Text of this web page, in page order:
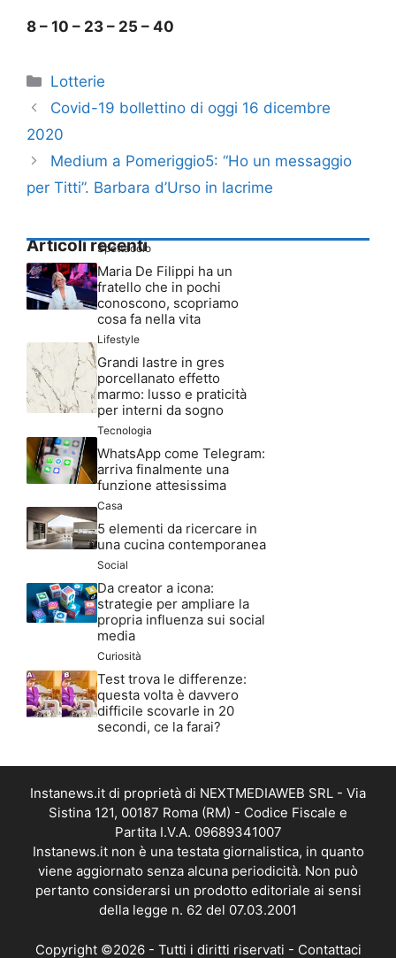
8 – 10 – 23 – 25 – 40
Categorie
Lotterie
Covid-19 bollettino di oggi 16 dicembre
2020
Medium a Pomeriggio5: “Ho un messaggio
per Titti”. Barbara d’Urso in lacrime
Articoli recenti
Spettacolo
Maria De Filippi ha un
fratello che in pochi
conoscono, scopriamo
cosa fa nella vita
Lifestyle
Grandi lastre in gres
porcellanato effetto
marmo: lusso e praticità
per interni da sogno
Tecnologia
WhatsApp come Telegram:
arriva finalmente una
funzione attesissima
Casa
5 elementi da ricercare in
una cucina contemporanea
Social
Da creator a icona:
strategie per ampliare la
propria influenza sui social
media
Curiosità
Test trova le differenze:
questa volta è davvero
difficile scovarle in 20
secondi, ce la farai?
Instanews.it di proprietà di NEXTMEDIAWEB SRL - Via
Sistina 121, 00187 Roma (RM) - Codice Fiscale e
Partita I.V.A. 09689341007
Instanews.it non è una testata giornalistica, in quanto
viene aggiornato senza alcuna periodicità. Non può
pertanto considerarsi un prodotto editoriale ai sensi
della legge n. 62 del 07.03.2001
Copyright ©2026 - Tutti i diritti riservati - Contattaci